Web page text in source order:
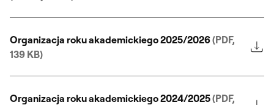
Organizacja roku akademickiego 2025/2026(PDF,
139 KB)
Organizacja roku akademickiego 2024/2025(PDF,